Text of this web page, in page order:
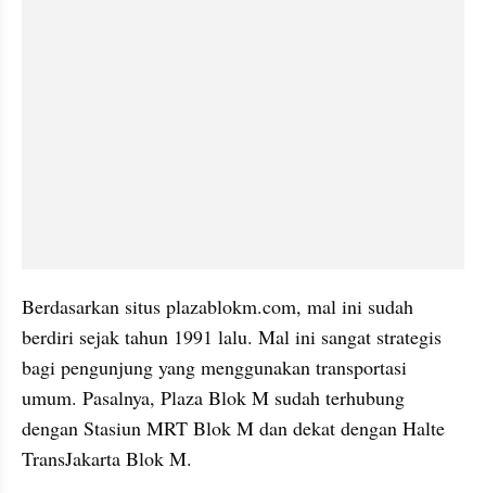
Berdasarkan situs plazablokm.com, mal ini sudah
berdiri sejak tahun 1991 lalu. Mal ini sangat strategis
bagi pengunjung yang menggunakan transportasi
umum. Pasalnya, Plaza Blok M sudah terhubung
dengan Stasiun MRT Blok M dan dekat dengan Halte
TransJakarta Blok M.